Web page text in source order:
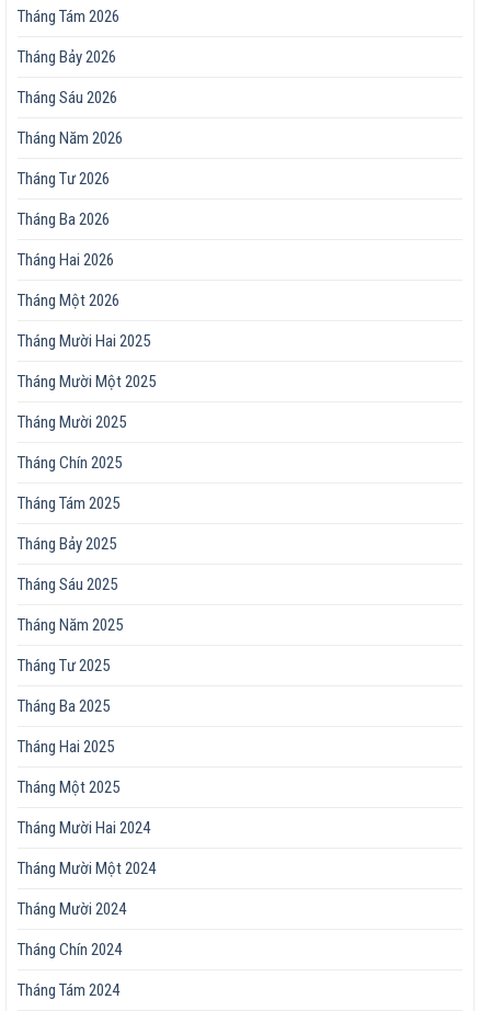
Tháng Tám 2026
Tháng Bảy 2026
Tháng Sáu 2026
Tháng Năm 2026
Tháng Tư 2026
Tháng Ba 2026
Tháng Hai 2026
Tháng Một 2026
Tháng Mười Hai 2025
Tháng Mười Một 2025
Tháng Mười 2025
Tháng Chín 2025
Tháng Tám 2025
Tháng Bảy 2025
Tháng Sáu 2025
Tháng Năm 2025
Tháng Tư 2025
Tháng Ba 2025
Tháng Hai 2025
Tháng Một 2025
Tháng Mười Hai 2024
Tháng Mười Một 2024
Tháng Mười 2024
Tháng Chín 2024
Tháng Tám 2024